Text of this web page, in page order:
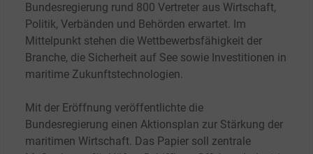
Bundesregierung rund 800 Vertreter aus Wirtschaft,
Politik, Verbänden und Behörden erwartet. Im
Mittelpunkt stehen die Wettbewerbsfähigkeit der
Branche, die Sicherheit auf See sowie Investitionen in
maritime Zukunftstechnologien.
Mit der Eröffnung veröffentlichte die
Bundesregierung einen Aktionsplan zur Stärkung der
maritimen Wirtschaft. Das Papier soll zentrale